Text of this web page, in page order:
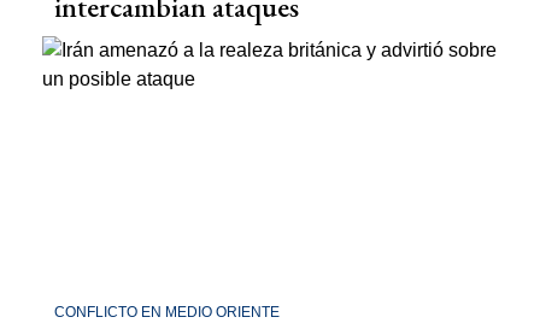
CONFLICTO EN MEDIO ORIENTE